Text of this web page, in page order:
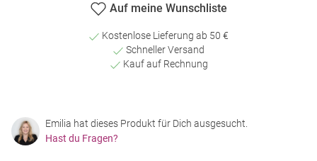
Auf meine Wunschliste
Kostenlose Lieferung ab 50 €
Schneller Versand
Kauf auf Rechnung
Emilia hat dieses Produkt für Dich ausgesucht.
Hast du Fragen?